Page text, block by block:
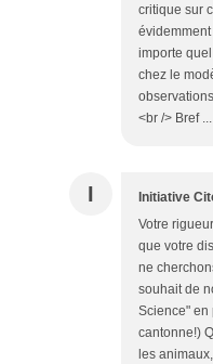
critique sur
importe
chez le
<br /> Bref ...
I Initiative
Votre
que votre
ne
souhait de
Science" en
cantonne!)
les